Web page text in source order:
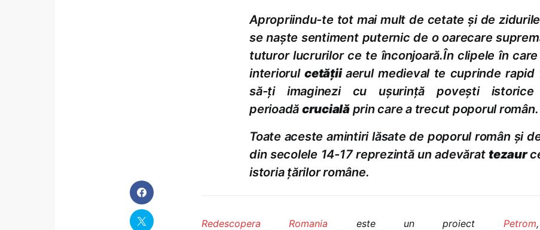
Apropriindu-te tot mai mult de cetate şi de
se naşte sentiment puternic de o oarecare
tuturor lucrurilor ce te înconjoară.În clipele în
interiorulcetăţii aerul medieval te cuprinde rapid
să-ţi imaginezi cu uşurinţă poveşti
perioadă crucialăprin care a trecut poporul român.
Toate aceste amintiri lăsate de poporul român şi
din secolele 14-17 reprezintă un adevărattezaur
istoria ţărilor române.
Redescopera Romania este un proiect Petrom